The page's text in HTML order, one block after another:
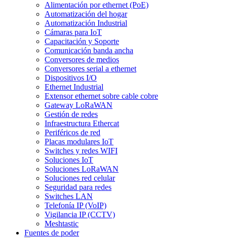
Alimentación por ethernet (PoE)
Automatización del hogar
Automatización Industrial
Cámaras para IoT
Capacitación y Soporte
Comunicación banda ancha
Conversores de medios
Conversores serial a ethernet
Dispositivos I/O
Ethernet Industrial
Extensor ethernet sobre cable cobre
Gateway LoRaWAN
Gestión de redes
Infraestructura Ethercat
Periféricos de red
Placas modulares IoT
Switches y redes WIFI
Soluciones IoT
Soluciones LoRaWAN
Soluciones red celular
Seguridad para redes
Switches LAN
Telefonía IP (VoIP)
Vigilancia IP (CCTV)
Meshtastic
Fuentes de poder